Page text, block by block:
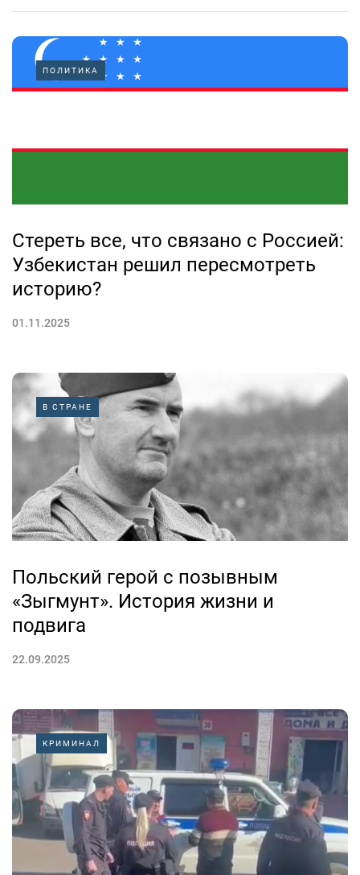
ПОЛИТИКА
Стереть все, что связано с Россией:
Узбекистан решил пересмотреть
историю?
01.11.2025
В СТРАНЕ
Польский герой с позывным
«Зыгмунт». История жизни и
подвига
22.09.2025
КРИМИНАЛ